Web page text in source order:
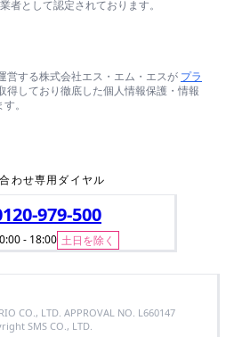
者として認定されております。
営する株式会社エス・エム・エスが プラ
得しており徹底した個人情報保護・情報
。
わせ専用ダイヤル
979-500
- 18:00 土日を除く
CO., LTD. APPROVAL NO. L660147
SMS CO., LTD.